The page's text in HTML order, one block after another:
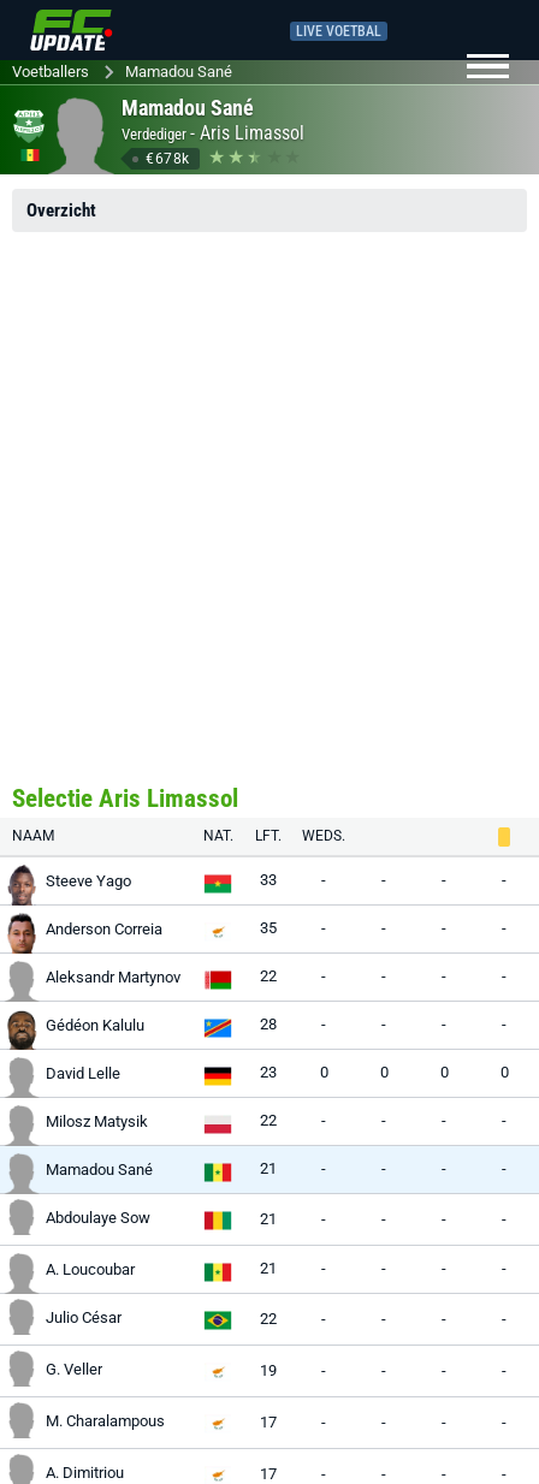
LIVE VOETBAL
Voetballers Mamadou Sané
Mamadou Sané
Verdediger - Aris Limassol
€678k
Overzicht
Selectie Aris Limassol
NAAM NAT. LFT. WEDS.
Steeve Yago 33 - - - -
Anderson Correia 35 - - - -
Aleksandr Martynov 22 - - - -
Gédéon Kalulu 28 - - - -
David Lelle 23 0 0 0 0
Milosz Matysik 22 - - - -
Mamadou Sané 21 - - - -
Abdoulaye Sow 21 - - - -
A. Loucoubar 21 - - - -
Julio César 22 - - - -
G. Veller 19 - - - -
M. Charalampous 17 - - - -
A. Dimitriou 17 - - - -